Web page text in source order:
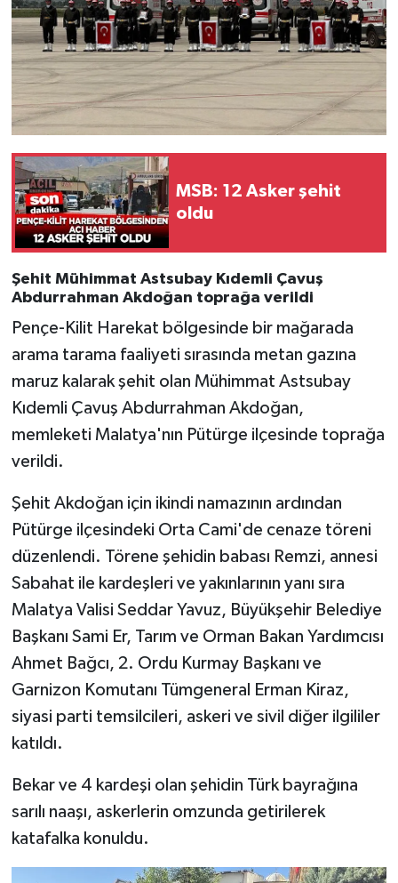
MSB: 12 Asker şehit
oldu
Şehit Mühimmat Astsubay Kıdemli Çavuş
Abdurrahman Akdoğan toprağa verildi
Pençe-Kilit Harekat bölgesinde bir mağarada
arama tarama faaliyeti sırasında metan gazına
maruz kalarak şehit olan Mühimmat Astsubay
Kıdemli Çavuş Abdurrahman Akdoğan,
memleketi Malatya'nın Pütürge ilçesinde toprağa
verildi.
Şehit Akdoğan için ikindi namazının ardından
Pütürge ilçesindeki Orta Cami'de cenaze töreni
düzenlendi. Törene şehidin babası Remzi, annesi
Sabahat ile kardeşleri ve yakınlarının yanı sıra
Malatya Valisi Seddar Yavuz, Büyükşehir Belediye
Başkanı Sami Er, Tarım ve Orman Bakan Yardımcısı
Ahmet Bağcı, 2. Ordu Kurmay Başkanı ve
Garnizon Komutanı Tümgeneral Erman Kiraz,
siyasi parti temsilcileri, askeri ve sivil diğer ilgililer
katıldı.
Bekar ve 4 kardeşi olan şehidin Türk bayrağına
sarılı naaşı, askerlerin omzunda getirilerek
katafalka konuldu.
Kırşehir Müftülüğü
Kocaeli Müftülüğü
Konya Müftülüğü
Kütahya Müftülüğü
Malatya Müftülüğü
Manisa Müftülüğü
Mardin Müftülüğü
Mersin Müftülüğü
Muğla Müftülüğü
Muş Müftülüğü
Niğde Müftülüğü
Ordu Müftülüğü
Osmaniye Müftülüğü
Rize Müftülüğü
Sakarya Müftülüğü
Siirt Müftülüğü
Sinop Müftülüğü